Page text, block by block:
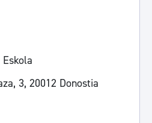
3, 20012 Donostia